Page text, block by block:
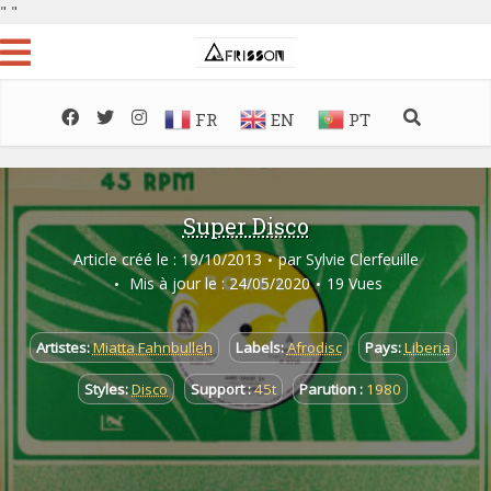
" "
FR EN PT
Super Disco
Article créé le : 19/10/2013 par Sylvie Clerfeuille
Mis à jour le : 24/05/2020
19 Vues
Artistes:Miatta Fahnbulleh Labels:Afrodisc Pays:Liberia
Styles:Disco Support :45t Parution : 1980